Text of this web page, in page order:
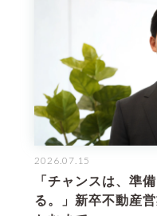
2026.07.15
「チャンスは、準
る。」新卒不動産